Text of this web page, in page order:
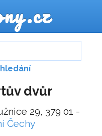
dvůr
29, 379 01 -
Čechy